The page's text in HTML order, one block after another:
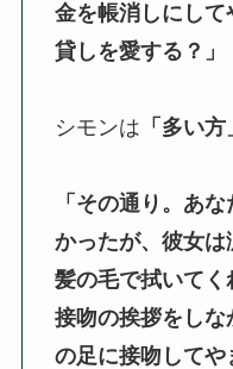
金を帳消しにし
貸しを愛する？」
シモンは 「多い方
「その通り。あ
かったが、彼女は
髪の毛で拭いて
接吻の挨拶をしな
の足に接吻して